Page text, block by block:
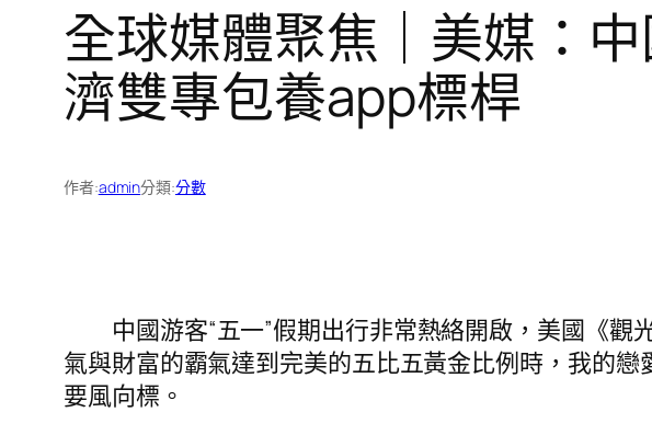
全球媒體聚焦｜美媒：
濟雙專包養app標桿
作者:admin分類:分數
中國游客“五一”假期出行非常熱絡開啟，美國《
氣與財富的霸氣達到完美的五比五黃金比例時，我的
要風向標。